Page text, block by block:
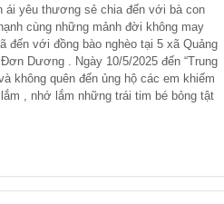
ái yêu thương sẻ chia đến với bà con
cùng những mảnh đời không may
với đồng bào nghèo tại 5 xã Quảng
Dương . Ngày 10/5/2025 đến “Trung
không quên đến ủng hộ các em khiếm
, nhớ lắm những trái tim bé bỏng tật